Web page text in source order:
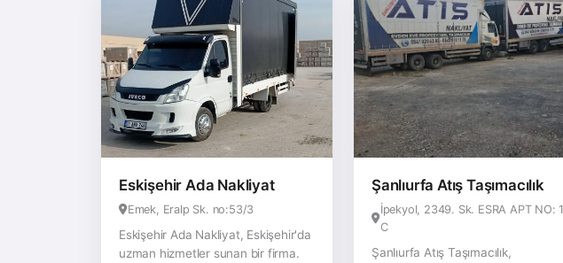
Eskişehir Ada Nakliyat
Emek, Eralp Sk. no:53/3
Eskişehir Ada Nakliyat, Eskişehir'da
uzman hizmetler sunan bir firma.
Şanlıurfa Atış Taşımacılık
İpekyol, 2349. Sk. ESRA APT NO: 1
C
Şanlıurfa Atış Taşımacılık,